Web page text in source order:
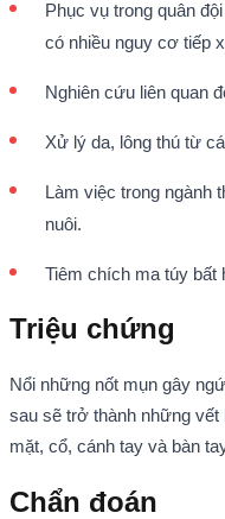
Phục vụ trong quân
có nhiều nguy cơ tiếp
Nghiên cứu liên quan
Xử lý da, lông thú từ
Làm việc trong ngành
nuôi.
Tiêm chích ma túy bất
Triệu chứng
Nổi những nốt mụn gây
sau sẽ trở thành những
mặt, cổ, cánh tay và bàn
Chẩn đoán